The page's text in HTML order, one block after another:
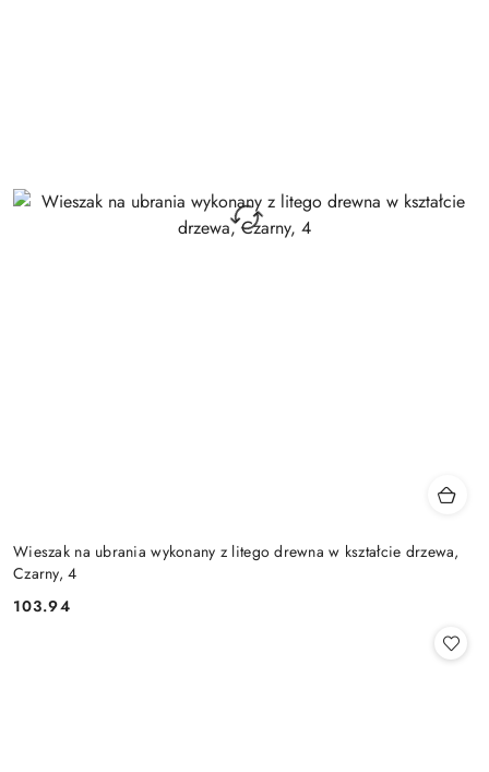
Wieszak na ubrania wykonany z litego drewna w kształcie drzewa,
Czarny, 4
Cena:
103.94